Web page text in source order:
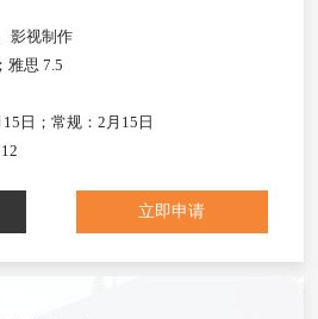
影视制作
雅思 7.5
日；常规：2月15日
立即申请